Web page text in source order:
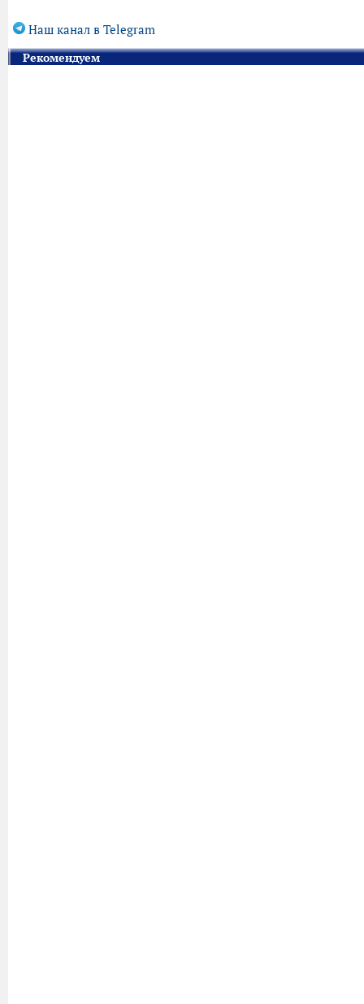
Наш канал в Telegram
Рекомендуем